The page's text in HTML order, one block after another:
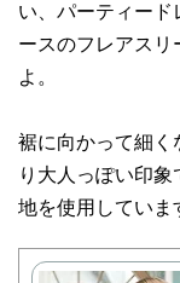
い、パーティード
ースのフレアスリ
よ。
裾に向かって細く
り大人っぽい印
地を使用していま